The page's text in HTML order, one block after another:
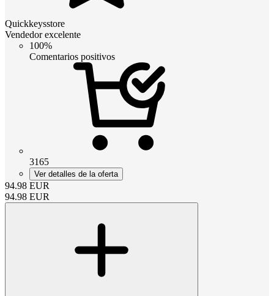
Quickkeysstore
Vendedor excelente
100%
Comentarios positivos
3165
Ver detalles de la oferta
94.98 EUR
94.98 EUR